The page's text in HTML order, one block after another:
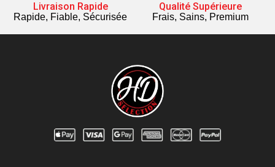
Livraison Rapide
Rapide, Fiable, Sécurisée
Qualité Supérieure
Frais, Sains, Premium